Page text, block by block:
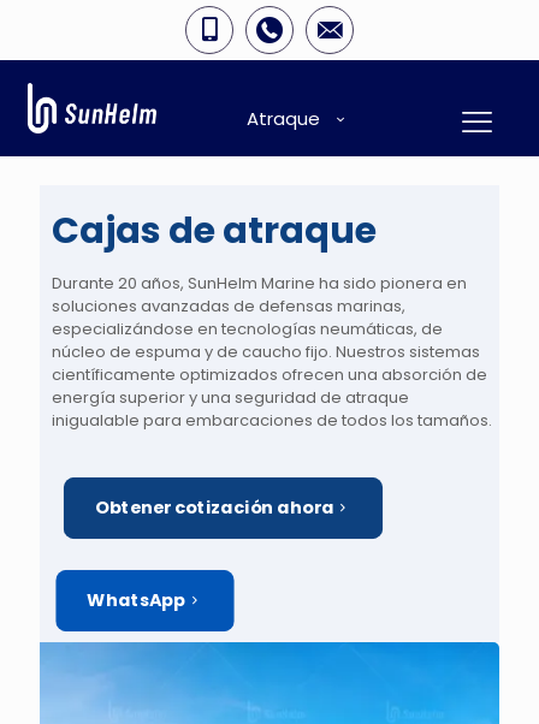
Atraque
Cajas de atraque
Durante 20 años, SunHelm Marine ha sido pionera en
soluciones avanzadas de defensas marinas,
especializándose en tecnologías neumáticas, de
núcleo de espuma y de caucho fijo. Nuestros sistemas
científicamente optimizados ofrecen una absorción de
energía superior y una seguridad de atraque
inigualable para embarcaciones de todos los tamaños.
Obtener cotización ahora
WhatsApp